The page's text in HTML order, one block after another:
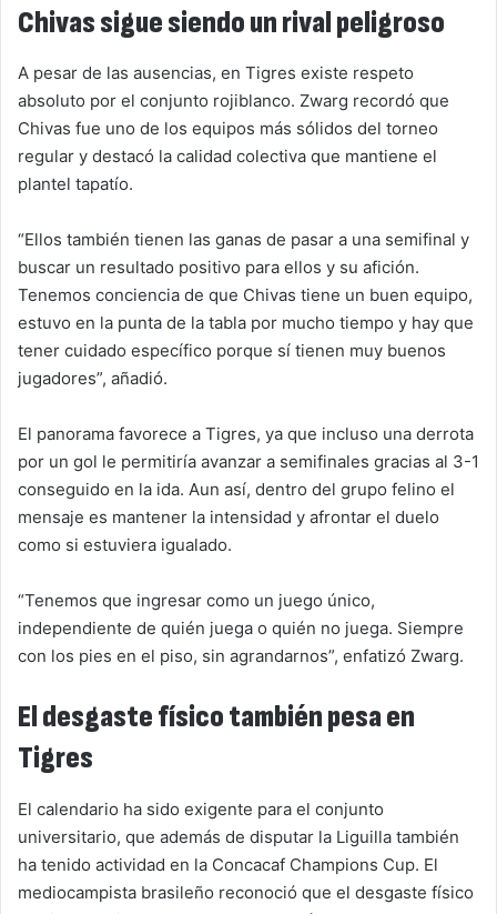
Chivas sigue siendo un rival peligroso
A pesar de las ausencias, en Tigres existe respeto
absoluto por el conjunto rojiblanco. Zwarg recordó que
Chivas fue uno de los equipos más sólidos del torneo
regular y destacó la calidad colectiva que mantiene el
plantel tapatío.
“Ellos también tienen las ganas de pasar a una semifinal y
buscar un resultado positivo para ellos y su afición.
Tenemos conciencia de que Chivas tiene un buen equipo,
estuvo en la punta de la tabla por mucho tiempo y hay que
tener cuidado específico porque sí tienen muy buenos
jugadores”, añadió.
El panorama favorece a Tigres, ya que incluso una derrota
por un gol le permitiría avanzar a semifinales gracias al 3-1
conseguido en la ida. Aun así, dentro del grupo felino el
mensaje es mantener la intensidad y afrontar el duelo
como si estuviera igualado.
“Tenemos que ingresar como un juego único,
independiente de quién juega o quién no juega. Siempre
con los pies en el piso, sin agrandarnos”, enfatizó Zwarg.
El desgaste físico también pesa en
Tigres
El calendario ha sido exigente para el conjunto
universitario, que además de disputar la Liguilla también
ha tenido actividad en la Concacaf Champions Cup. El
mediocampista brasileño reconoció que el desgaste físico